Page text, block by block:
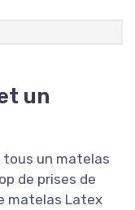
un
tous un matelas
de prises de
matelas Latex